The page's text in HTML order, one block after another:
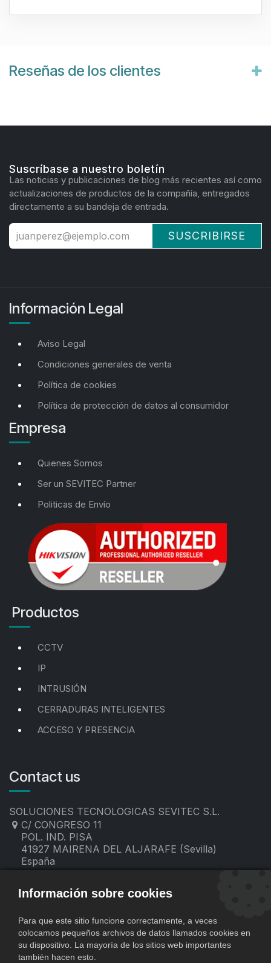
Reseñas de los clientes
Suscríbase a nuestro boletín
Las noticias y publicaciones de blog más recientes así como
actualizaciones de productos de la compañía, entregados
directamente a su bandeja de entrada.
SUSCRIBIRSE
Información Legal
Aviso Legal
Condiciones generales de venta
Política de cookies
Política de protección de datos al consumidor
Empresa
Quienes Somos
Ser un SEVITEC Partner
Politicas de Envío
Productos
CCTV
IP
INTRUSIÓN
CERRADURAS INTELIGENTES
ACCESO Y PRESENCIA
Contact us
SOLUCIONES TECNOLOGICAS SEVITEC S.L.
C/ CONGRESO 11
POL. IND. PISA
41927 MAIRENA DEL ALJARAFE (Sevilla)
España
contacto@sevitec.es
Información sobre cookies
Para que este sitio funcione correctamente, a veces
colocamos pequeños archivos de datos llamados cookies en
su dispositivo. La mayoría de los sitios web importantes
también hacen esto.